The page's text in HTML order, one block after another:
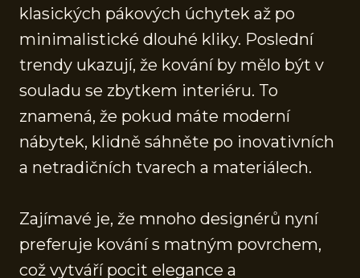
klasických pákových úchytek až po
minimalistické dlouhé kliky. Poslední
trendy ukazují, že kování by mělo být v
souladu se zbytkem interiéru. To
znamená, že pokud máte moderní
nábytek, klidně sáhněte po inovativních
a netradičních tvarech a materiálech.
Zajímavé je, že mnoho designérů nyní
preferuje kování s matným povrchem,
což vytváří pocit elegance a